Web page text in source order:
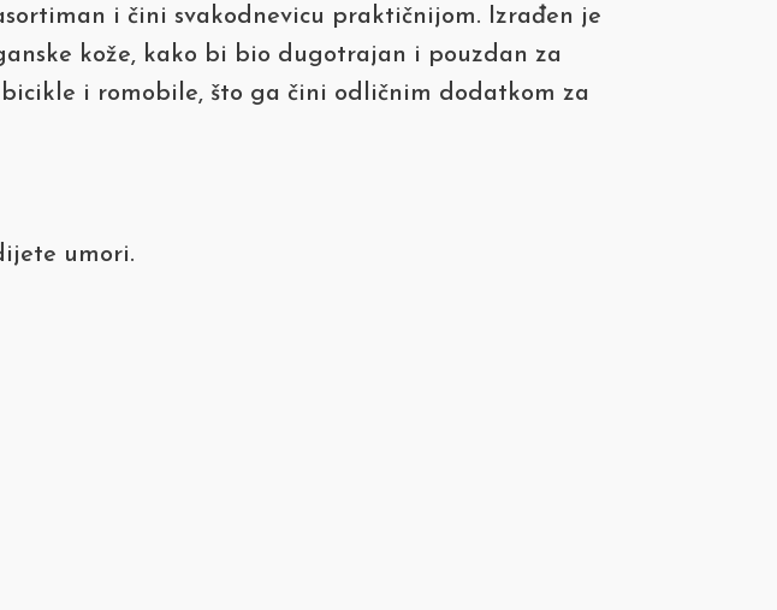
i čini svakodnevicu praktičnijom. Izrađen je
kože, kako bi bio dugotrajan i pouzdan za
i romobile, što ga čini odličnim dodatkom za
umori.